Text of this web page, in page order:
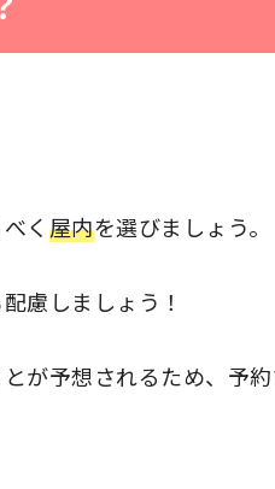
く 屋内を選びましょう。
慮しましょう！
が予想されるため、予